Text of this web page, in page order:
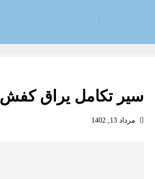
سیر تکامل یراق کفش
مرداد 13, 1402